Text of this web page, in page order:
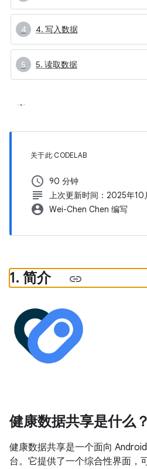
4. 写入数据
5. 读取数据
关于此 CODELAB
schedule 90 分钟
subject 上次更新时间：2025年10
account_circle Wei-Chen Chen 编写
1. 简介
健康数据共享是什么？
健康数据共享是一个面向
台。它提供了一个综合性界面，